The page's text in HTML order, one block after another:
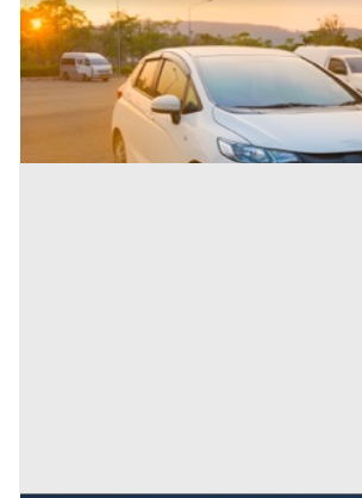
Tombolo (Padova)
Offerta minima
350 €
Codice asta:BN566883
Asta chiusa